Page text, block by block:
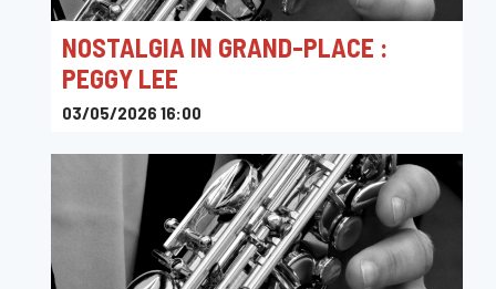
NOSTALGIA IN GRAND-PLACE :
PEGGY LEE
03/05/2026 16:00